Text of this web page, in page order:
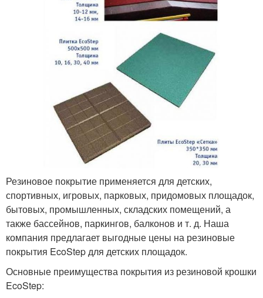
Резиновое покрытие применяется для детских,
спортивных, игровых, парковых, придомовых площадок,
бытовых, промышленных, складских помещений, а
также бассейнов, паркингов, балконов и т. д. Наша
компания предлагает выгодные цены на резиновые
покрытия EcoStep для детских площадок.
Основные преимущества покрытия из резиновой крошки
EcoStep: